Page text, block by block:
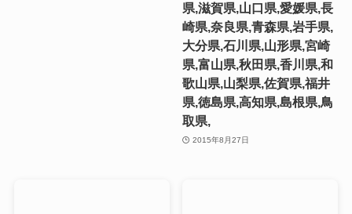
県,滋賀県,山口県,愛媛県,長
崎県,奈良県,青森県,岩手県,
大分県,石川県,山形県,宮崎
県,富山県,秋田県,香川県,和
歌山県,山梨県,佐賀県,福井
県,徳島県,高知県,島根県,鳥
取県,
2015年8月27日